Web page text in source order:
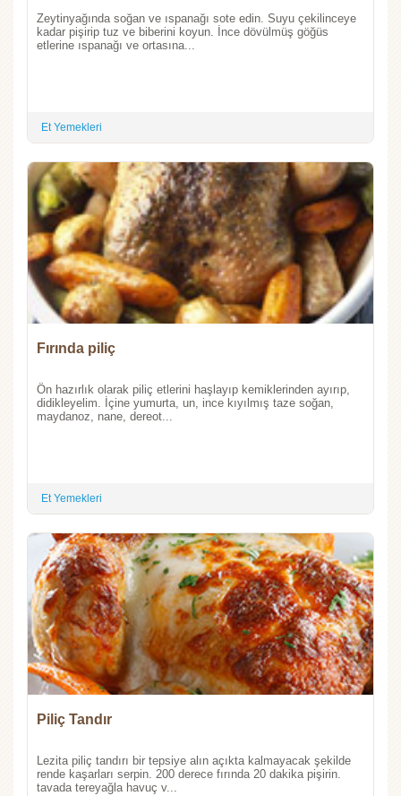
Zeytinyağında soğan ve ıspanağı sote edin. Suyu çekilinceye
kadar pişirip tuz ve biberini koyun. İnce dövülmüş göğüs
etlerine ıspanağı ve ortasına...
Et Yemekleri
Fırında piliç
Ön hazırlık olarak piliç etlerini haşlayıp kemiklerinden ayırıp,
didikleyelim. İçine yumurta, un, ince kıyılmış taze soğan,
maydanoz, nane, dereot...
Et Yemekleri
Piliç Tandır
Lezita piliç tandırı bir tepsiye alın açıkta kalmayacak şekilde
rende kaşarları serpin. 200 derece fırında 20 dakika pişirin.
tavada tereyağla havuç v...